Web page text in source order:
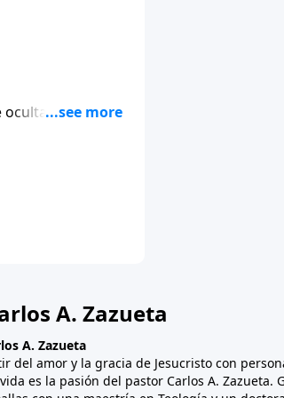
ocultan bajo la
un par de
a los
vamos a
casadas son
A. Zazueta
A. Zazueta
del amor y la gracia de Jesucristo con
es la pasión del pastor Carlos A. Zazueta.